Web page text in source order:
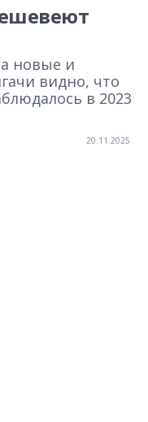
новые и
видно, что
в 2023
20.11.2025